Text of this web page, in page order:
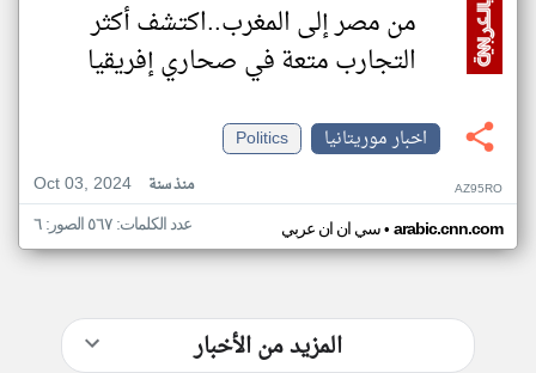
من مصر إلى المغرب..اكتشف أكثر
التجارب متعة في صحاري إفريقيا
اخبار موريتانيا
Politics
Oct 03, 2024
منذ سنة AZ95RO
سي ان ان عربي• arabic.cnn.com عدد الكلمات: ٥٦٧ الصور: ٦
المزيد من الأخبار